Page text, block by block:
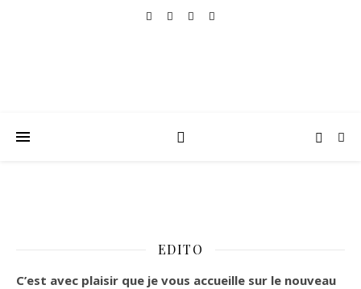
EDITO
C’est avec plaisir que je vous accueille sur le nouveau